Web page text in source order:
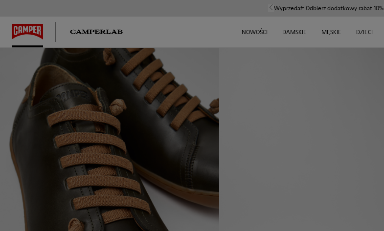
Wyprzedaż: Odbierz dodatkowy rabat 10%
NOWOŚCI DAMSKIE MĘSKIE DZIECI